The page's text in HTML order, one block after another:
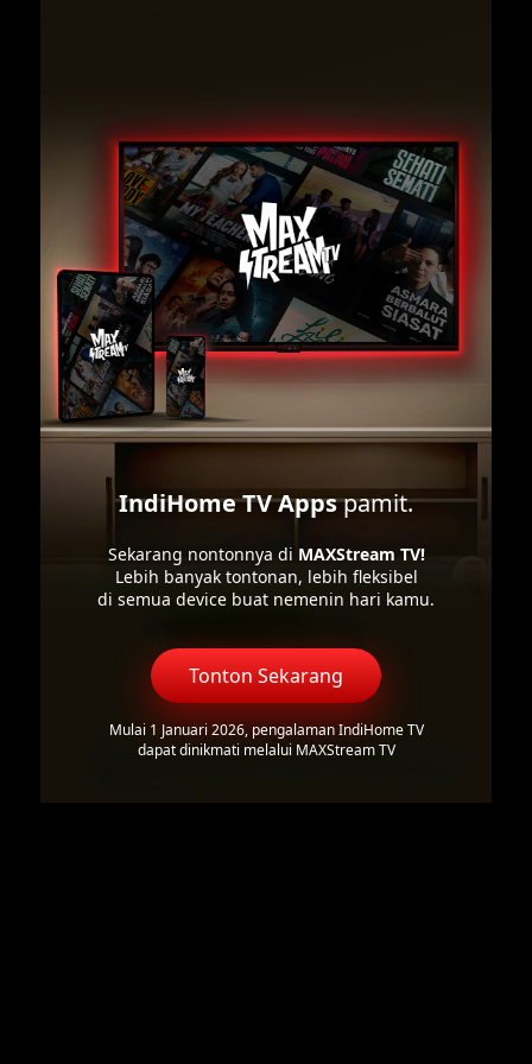
IndiHome TV Appspamit.
Sekarang nontonnya di MAXStream TV!
Lebih banyak tontonan, lebih fleksibel
di semua device buat nemenin hari kamu.
Tonton Sekarang
Mulai 1 Januari 2026, pengalaman IndiHome TV
dapat dinikmati melalui MAXStream TV